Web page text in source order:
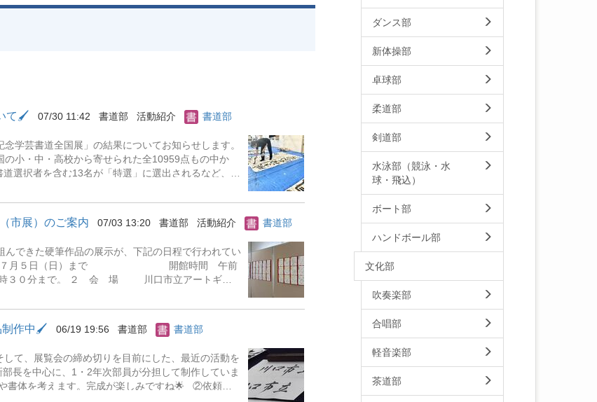
て🖌 07/30 11:42 書道部 活動紹介 書道部
学芸書道全国展」の結果についてお知らせします。
小・中・高校から寄せられた全10959点もの中か
選択者を含む13名が「特選」に選出されるなど、日
金） 9 時 30 分～17 時 30 分（最終入館は 17 時
台東区上野公園 8-36） 【奨励賞受賞者】3年白石舞
徒たちの力作をご覧ください！ -----------------------
向けて、部員全員で「全紙」と呼ばれる大きな紙に
作品制作はこれが初めての経験。試行錯誤し...
市展）のご案内 07/03 13:20 書道部 活動紹介 書道部
できた硬筆作品の展示が、下記の日程で行われてい
ら７月５日（日）まで 開館時間 午前
まで。 ２ 会 場 川口市立アートギャ
は駐車場がありませんので、公共交通機関
されています。 市内の小・中学校の
紙も、採点者に伝わりやすい丁寧な字で書きたいで
制作中🖌 06/19 19:56 書道部 書道部
て、展覧会の締め切りを目前にした、最近の活動を
を中心に、1・2年次部員が分担して制作していま
考えます。完成が楽しみですね🌟 ②依頼作
ダンス部
新体操部
卓球部
柔道部
剣道部
水泳部（競泳・水
球・飛込）
ボート部
ハンドボール部
文化部
吹奏楽部
合唱部
軽音楽部
茶道部